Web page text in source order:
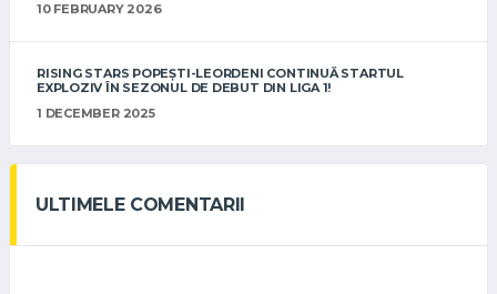
10 FEBRUARY 2026
RISING STARS POPEȘTI-LEORDENI CONTINUĂ STARTUL
EXPLOZIV ÎN SEZONUL DE DEBUT DIN LIGA 1!
1 DECEMBER 2025
ULTIMELE COMENTARII